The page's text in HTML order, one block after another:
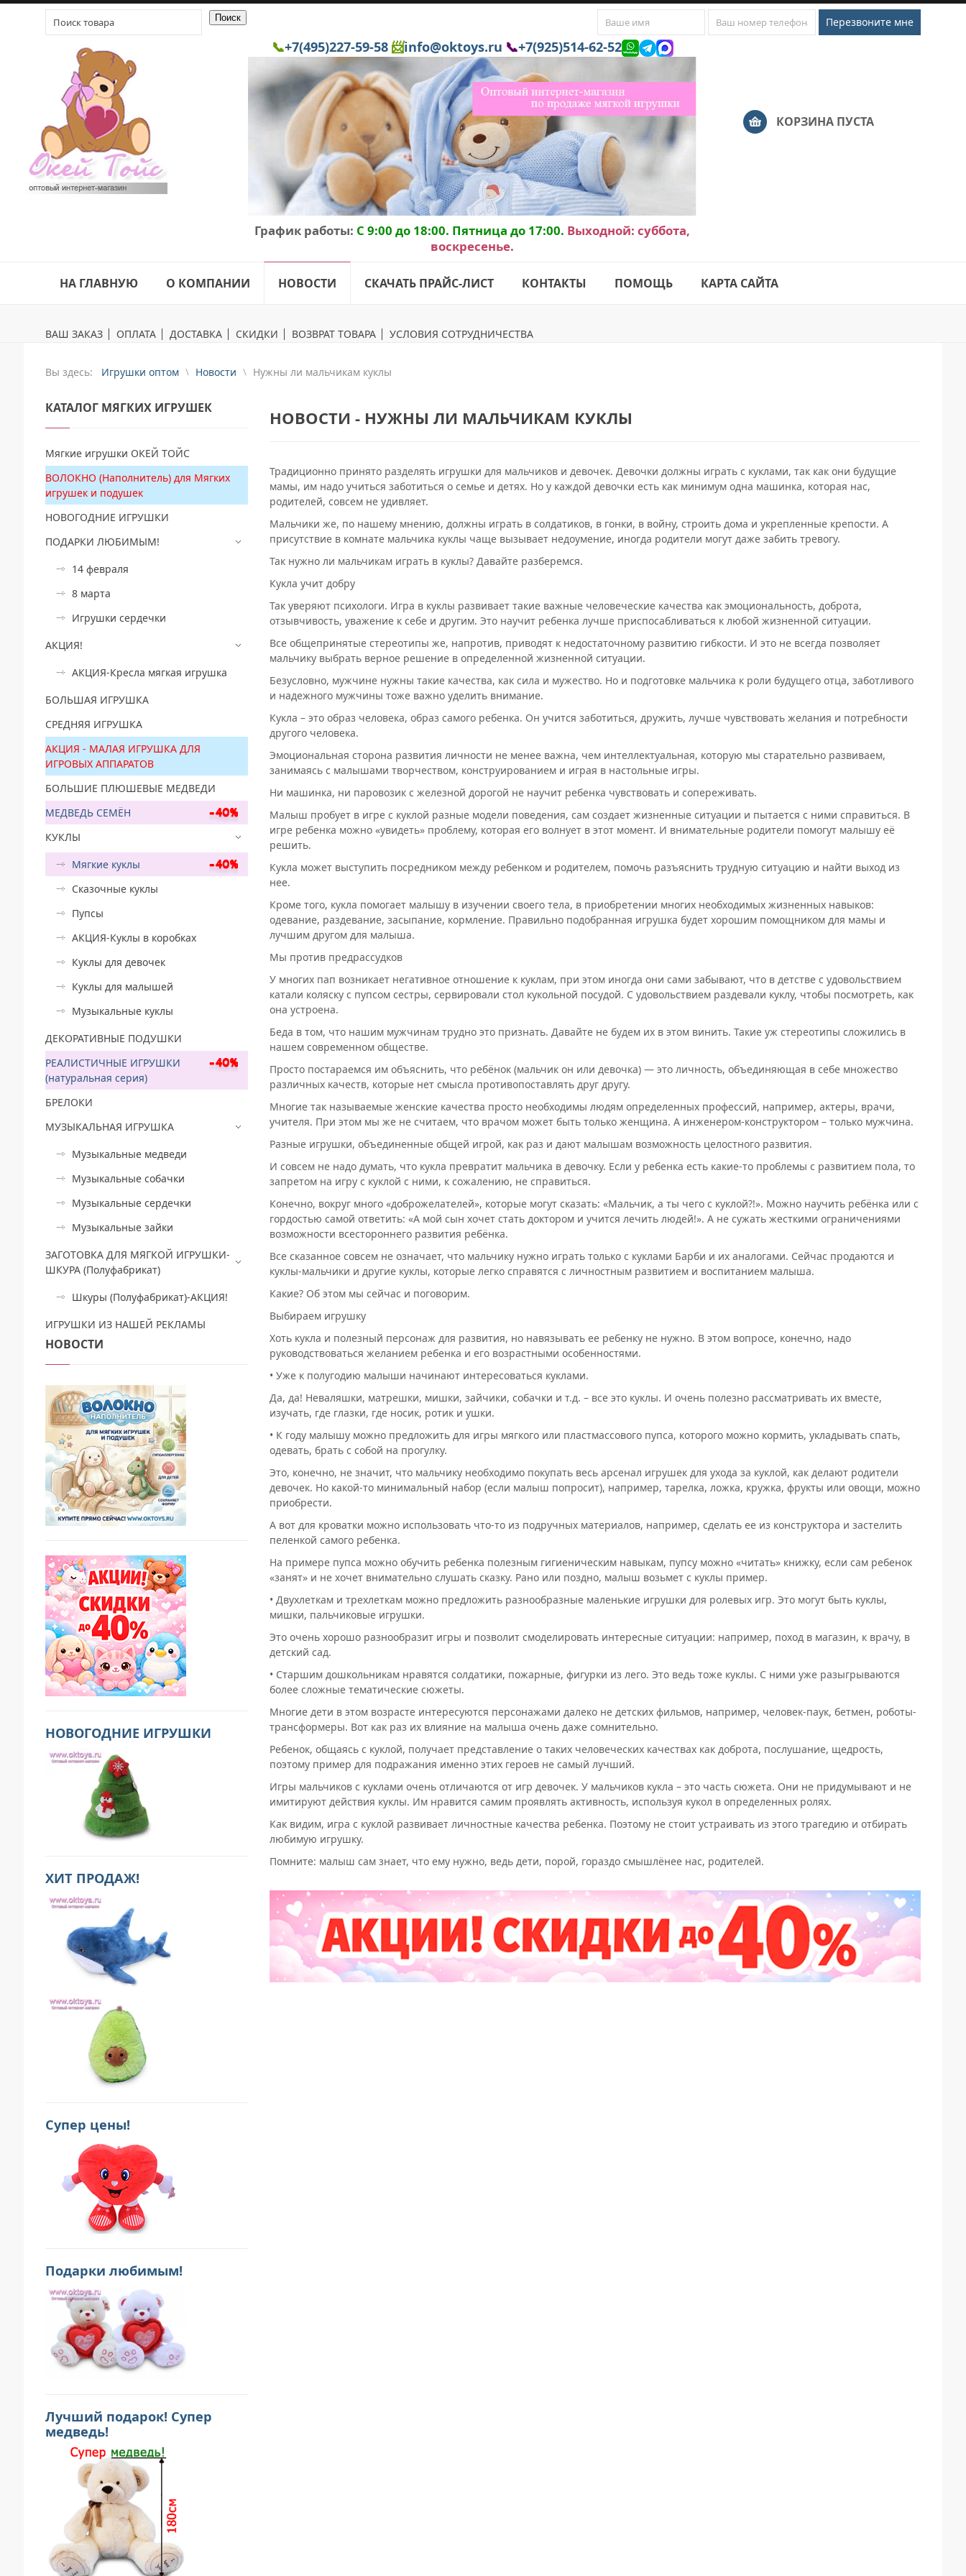
📞+7(495)227-59-58 📨info@oktoys.ru 📞+7(925)514-62-52
График работы: C 9:00 до 18:00. Пятница до 17:00. Выходной: суббота,
воскресенье.
КОРЗИНА ПУСТА
НА ГЛАВНУЮ О КОМПАНИИ НОВОСТИ СКАЧАТЬ ПРАЙС-ЛИСТ КОНТАКТЫ ПОМОЩЬ КАРТА САЙТА
ВАШ ЗАКАЗ ОПЛАТА ДОСТАВКА СКИДКИ ВОЗВРАТ ТОВАРА УСЛОВИЯ СОТРУДНИЧЕСТВА
Вы здесь: Игрушки оптом Новости Нужны ли мальчикам куклы
НОВОСТИ - НУЖНЫ ЛИ МАЛЬЧИКАМ КУКЛЫ
Традиционно принято разделять игрушки для мальчиков и девочек. Девочки должны играть с куклами, так как они будущие
мамы, им надо учиться заботиться о семье и детях. Но у каждой девочки есть как минимум одна машинка, которая нас,
родителей, совсем не удивляет.
Мальчики же, по нашему мнению, должны играть в солдатиков, в гонки, в войну, строить дома и укрепленные крепости. А
присутствие в комнате мальчика куклы чаще вызывает недоумение, иногда родители могут даже забить тревогу.
Так нужно ли мальчикам играть в куклы? Давайте разберемся.
Кукла учит добру
Так уверяют психологи. Игра в куклы развивает такие важные человеческие качества как эмоциональность, доброта,
отзывчивость, уважение к себе и другим. Это научит ребенка лучше приспосабливаться к любой жизненной ситуации.
Все общепринятые стереотипы же, напротив, приводят к недостаточному развитию гибкости. И это не всегда позволяет
мальчику выбрать верное решение в определенной жизненной ситуации.
Безусловно, мужчине нужны такие качества, как сила и мужество. Но и подготовке мальчика к роли будущего отца, заботливого
и надежного мужчины тоже важно уделить внимание.
Кукла – это образ человека, образ самого ребенка. Он учится заботиться, дружить, лучше чувствовать желания и потребности
другого человека.
Эмоциональная сторона развития личности не менее важна, чем интеллектуальная, которую мы старательно развиваем,
занимаясь с малышами творчеством, конструированием и играя в настольные игры.
Ни машинка, ни паровозик с железной дорогой не научит ребенка чувствовать и сопереживать.
Малыш пробует в игре с куклой разные модели поведения, сам создает жизненные ситуации и пытается с ними справиться. В
игре ребенка можно «увидеть» проблему, которая его волнует в этот момент. И внимательные родители помогут малышу её
решить.
Кукла может выступить посредником между ребенком и родителем, помочь разъяснить трудную ситуацию и найти выход из
нее.
Кроме того, кукла помогает малышу в изучении своего тела, в приобретении многих необходимых жизненных навыков:
одевание, раздевание, засыпание, кормление. Правильно подобранная игрушка будет хорошим помощником для мамы и
лучшим другом для малыша.
Мы против предрассудков
У многих пап возникает негативное отношение к куклам, при этом иногда они сами забывают, что в детстве с удовольствием
катали коляску с пупсом сестры, сервировали стол кукольной посудой. С удовольствием раздевали куклу, чтобы посмотреть, как
она устроена.
Беда в том, что нашим мужчинам трудно это признать. Давайте не будем их в этом винить. Такие уж стереотипы сложились в
нашем современном обществе.
Просто постараемся им объяснить, что ребёнок (мальчик он или девочка) — это личность, объединяющая в себе множество
различных качеств, которые нет смысла противопоставлять друг другу.
Многие так называемые женские качества просто необходимы людям определенных профессий, например, актеры, врачи,
учителя. При этом мы же не считаем, что врачом может быть только женщина. А инженером-конструктором – только мужчина.
Разные игрушки, объединенные общей игрой, как раз и дают малышам возможность целостного развития.
И совсем не надо думать, что кукла превратит мальчика в девочку. Если у ребенка есть какие-то проблемы с развитием пола, то
запретом на игру с куклой с ними, к сожалению, не справиться.
Конечно, вокруг много «доброжелателей», которые могут сказать: «Мальчик, а ты чего с куклой?!». Можно научить ребёнка или с
гордостью самой ответить: «А мой сын хочет стать доктором и учится лечить людей!». А не сужать жесткими ограничениями
возможности всестороннего развития ребёнка.
Все сказанное совсем не означает, что мальчику нужно играть только с куклами Барби и их аналогами. Сейчас продаются и
куклы-мальчики и другие куклы, которые легко справятся с личностным развитием и воспитанием малыша.
Какие? Об этом мы сейчас и поговорим.
Выбираем игрушку
Хоть кукла и полезный персонаж для развития, но навязывать ее ребенку не нужно. В этом вопросе, конечно, надо
руководствоваться желанием ребенка и его возрастными особенностями.
• Уже к полугодию малыши начинают интересоваться куклами.
Да, да! Неваляшки, матрешки, мишки, зайчики, собачки и т.д. – все это куклы. И очень полезно рассматривать их вместе,
изучать, где глазки, где носик, ротик и ушки.
• К году малышу можно предложить для игры мягкого или пластмассового пупса, которого можно кормить, укладывать спать,
одевать, брать с собой на прогулку.
Это, конечно, не значит, что мальчику необходимо покупать весь арсенал игрушек для ухода за куклой, как делают родители
девочек. Но какой-то минимальный набор (если малыш попросит), например, тарелка, ложка, кружка, фрукты или овощи, можно
приобрести.
А вот для кроватки можно использовать что-то из подручных материалов, например, сделать ее из конструктора и застелить
пеленкой самого ребенка.
На примере пупса можно обучить ребенка полезным гигиеническим навыкам, пупсу можно «читать» книжку, если сам ребенок
«занят» и не хочет внимательно слушать сказку. Рано или поздно, малыш возьмет с куклы пример.
• Двухлеткам и трехлеткам можно предложить разнообразные маленькие игрушки для ролевых игр. Это могут быть куклы,
мишки, пальчиковые игрушки.
Это очень хорошо разнообразит игры и позволит смоделировать интересные ситуации: например, поход в магазин, к врачу, в
детский сад.
• Старшим дошкольникам нравятся солдатики, пожарные, фигурки из лего. Это ведь тоже куклы. С ними уже разыгрываются
более сложные тематические сюжеты.
Многие дети в этом возрасте интересуются персонажами далеко не детских фильмов, например, человек-паук, бетмен, роботы-
трансформеры. Вот как раз их влияние на малыша очень даже сомнительно.
Ребенок, общаясь с куклой, получает представление о таких человеческих качествах как доброта, послушание, щедрость,
поэтому пример для подражания именно этих героев не самый лучший.
Игры мальчиков с куклами очень отличаются от игр девочек. У мальчиков кукла – это часть сюжета. Они не придумывают и не
имитируют действия куклы. Им нравится самим проявлять активность, используя кукол в определенных ролях.
Как видим, игра с куклой развивает личностные качества ребенка. Поэтому не стоит устраивать из этого трагедию и отбирать
любимую игрушку.
Помните: малыш сам знает, что ему нужно, ведь дети, порой, гораздо смышлёнее нас, родителей.
КАТАЛОГ МЯГКИХ ИГРУШЕК
Мягкие игрушки ОКЕЙ ТОЙС
ВОЛОКНО (Наполнитель) для Мягких
игрушек и подушек
НОВОГОДНИЕ ИГРУШКИ
ПОДАРКИ ЛЮБИМЫМ!
14 февраля
8 марта
Игрушки сердечки
АКЦИЯ!
АКЦИЯ-Кресла мягкая игрушка
БОЛЬШАЯ ИГРУШКА
СРЕДНЯЯ ИГРУШКА
АКЦИЯ - МАЛАЯ ИГРУШКА ДЛЯ
ИГРОВЫХ АППАРАТОВ
БОЛЬШИЕ ПЛЮШЕВЫЕ МЕДВЕДИ
МЕДВЕДЬ СЕМЁН
КУКЛЫ
Мягкие куклы
Сказочные куклы
Пупсы
АКЦИЯ-Куклы в коробках
Куклы для девочек
Куклы для малышей
Музыкальные куклы
ДЕКОРАТИВНЫЕ ПОДУШКИ
РЕАЛИСТИЧНЫЕ ИГРУШКИ
(натуральная серия)
БРЕЛОКИ
МУЗЫКАЛЬНАЯ ИГРУШКА
Музыкальные медведи
Музыкальные собачки
Музыкальные сердечки
Музыкальные зайки
ЗАГОТОВКА ДЛЯ МЯГКОЙ ИГРУШКИ-
ШКУРА (Полуфабрикат)
Шкуры (Полуфабрикат)-АКЦИЯ!
ИГРУШКИ ИЗ НАШЕЙ РЕКЛАМЫ
НОВОСТИ
НОВОГОДНИЕ ИГРУШКИ
ХИТ ПРОДАЖ!
Супер цены!
Подарки любимым!
Лучший подарок! Супер
медведь!